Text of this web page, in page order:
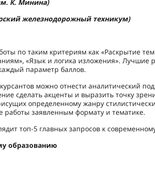
К. Минина)
железнодорожный техникум)
по таким критериям как «Раскрытие
«Язык и логика изложения». Лучшие
параметр баллов.
можно отнести аналитический
сделать акценты и выразить точку
определенному жанру
работы заявленным формату и тематике.
топ-5 главных запросов к
образованию